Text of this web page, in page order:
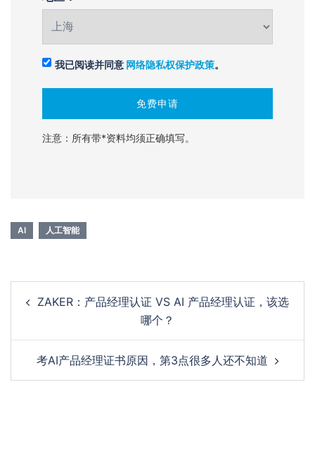
我已阅读并同意 网络隐私权保护政策。
注意：所有带*资料均须正确填写。
AI 人工智能
ZAKER：产品经理认证 VS AI 产品经理认证，该选
哪个？
考AI产品经理证书原因，第3点很多人还不知道